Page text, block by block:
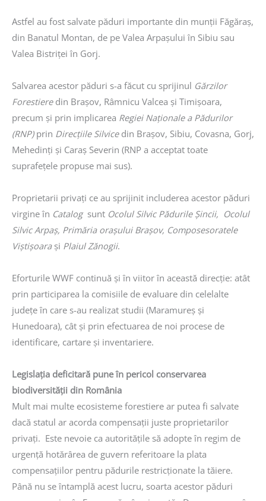
Astfel au fost salvate păduri importante din munții Făgăraș,
din Banatul Montan, de pe Valea Arpașului în Sibiu sau
Valea Bistriței în Gorj.
Salvarea acestor păduri s-a făcut cu sprijinul Gărzilor
Forestieredin Brașov, Râmnicu Valcea și Timișoara,
precum și prin implicarea Regiei Naționale a Pădurilor
(RNP)prin Direcțiile Silvice din Brașov, Sibiu, Covasna, Gorj,
Mehedinți și Caraș Severin (RNP a acceptat toate
suprafețele propuse mai sus).
Proprietarii privați ce au sprijinit includerea acestor păduri
virgine în Catalog sunt Ocolul Silvic Pădurile Șincii, Ocolul
Silvic Arpaș, Primăria orașului Brașov, Composesoratele
Viștișoara și Plaiul Zănogii.
Eforturile WWF continuă și în viitor în această direcție: atât
prin participarea la comisiile de evaluare din celelalte
județe în care s-au realizat studii (Maramureș și
Hunedoara), cât și prin efectuarea de noi procese de
identificare, cartare și inventariere.
Legislația deficitară pune în pericol conservarea
biodiversității din România
Mult mai multe ecosisteme forestiere ar putea fi salvate
dacă statul ar acorda compensații juste proprietarilor
privați. Este nevoie ca autoritățile să adopte în regim de
urgență hotărârea de guvern referitoare la plata
compensațiilor pentru pădurile restricționate la tăiere.
Până nu se întamplă acest lucru, soarta acestor păduri